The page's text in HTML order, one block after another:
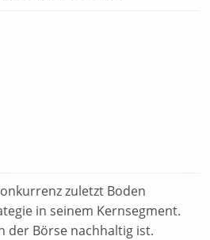
zuletzt Boden
in seinem Kernsegment.
der Börse nachhaltig ist.